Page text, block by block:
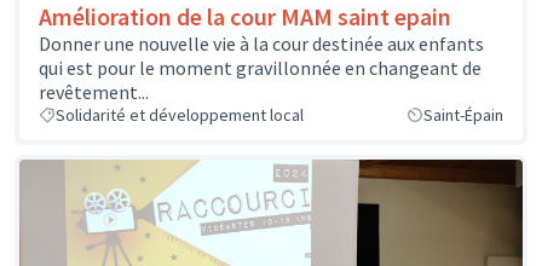
Amélioration de la cour MAM saint epain
Donner une nouvelle vie à la cour destinée aux enfants
qui est pour le moment gravillonnée en changeant de
revêtement...
Solidarité et développement local Saint-Épain